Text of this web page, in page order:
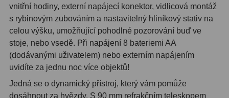
Red Dot hledáčky6
Sluneční hledáčky3
Úchyty a držáky hledáčků4
Příslušenství
vnitřní hodiny, externí napájecí konektor, vidlicová montáž
s rybinovým zubováním a nastavitelný hliníkový stativ na
celou výšku, umožňující pohodlné pozorování buď ve
stoje, nebo vsedě. Při napájení 8 bateriemi AA
(dodávanými uživatelem) nebo externím napájením
uvidíte za jednu noc více objektů!
Jedná se o dynamický přístroj, který vám pomůže
dosáhnout za hvězdy. S 90 mm refrakčním teleskopem